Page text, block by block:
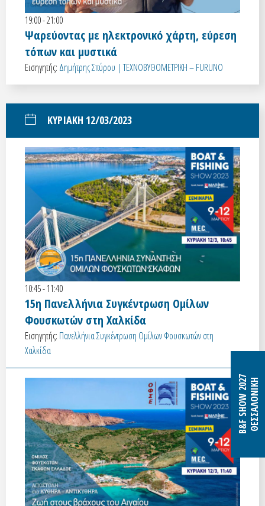
19:00 - 21:00
Ψαρεύοντας με ηλεκτρονικό χάρτη, εύρεση
τόπων και μυστικά
Εισηγητής: Δημήτρης Σπύρου | ΤΕΧΝΟΒΥΘΟΜΕΤΡΙΚΗ – FURUNO
ΚΥΡΙΑΚΗ 12/03/2023
10:45 - 11:40
15η Πανελλήνια Συγκέντρωση Ομίλων
Φουσκωτών στη Χαλκίδα
Εισηγητής: Πανελλήνια Συγκέντρωση Ομίλων Φουσκωτών στη
Χαλκίδα
B&F SHOW 2027ΘΕΣΣΑΛΟΝΙΚΗ